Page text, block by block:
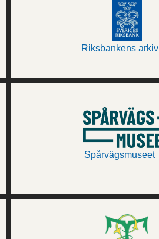
Riksbankens arkiv
Spårvägsmuseet